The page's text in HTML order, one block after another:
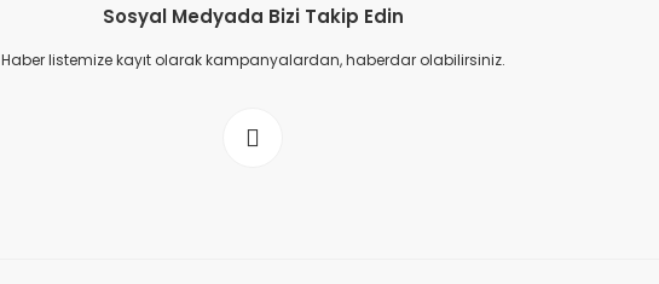
Sosyal Medyada Bizi Takip Edin
Haber listemize kayıt olarak kampanyalardan, haberdar olabilirsiniz.